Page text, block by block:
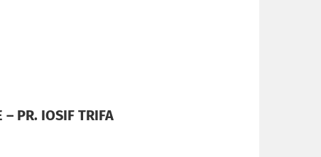
– PR. IOSIF TRIFA